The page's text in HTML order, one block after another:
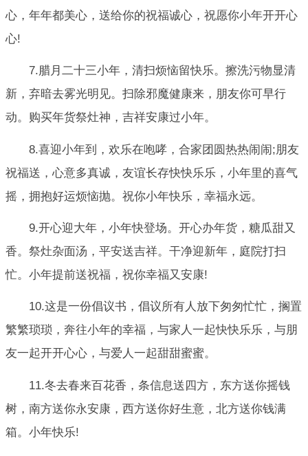
心，年年都美心，送给你的祝福诚心，祝愿你小年开开心
心!
7.腊月二十三小年，清扫烦恼留快乐。擦洗污物显清
新，弃暗去雾光明见。扫除邪魔健康来，朋友你可早行
动。购买年货祭灶神，吉祥安康过小年。
8.喜迎小年到，欢乐在咆哮，合家团圆热热闹闹;朋友
祝福送，心意多真诚，友谊长存快快乐乐，小年里的喜气
摇，拥抱好运烦恼抛。祝你小年快乐，幸福永远。
9.开心迎大年，小年快登场。开心办年货，糖瓜甜又
香。祭灶杂面汤，平安送吉祥。干净迎新年，庭院打扫
忙。小年提前送祝福，祝你幸福又安康!
10.这是一份倡议书，倡议所有人放下匆匆忙忙，搁置
繁繁琐琐，奔往小年的幸福，与家人一起快快乐乐，与朋
友一起开开心心，与爱人一起甜甜蜜蜜。
11.冬去春来百花香，条信息送四方，东方送你摇钱
树，南方送你永安康，西方送你好生意，北方送你钱满
箱。小年快乐!